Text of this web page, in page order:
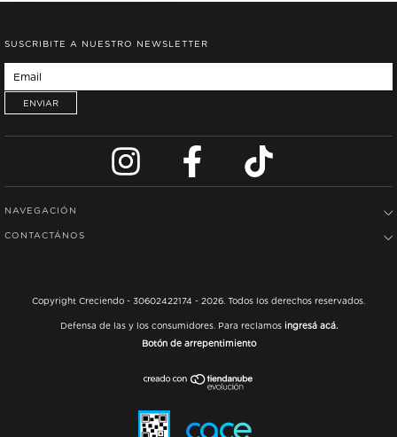
SUSCRIBITE A NUESTRO NEWSLETTER
NAVEGACIÓN
CONTACTÁNOS
Copyright Creciendo - 30602422174 - 2026. Todos los derechos reservados.
Defensa de las y los consumidores. Para reclamos ingresá acá.
Botón de arrepentimiento